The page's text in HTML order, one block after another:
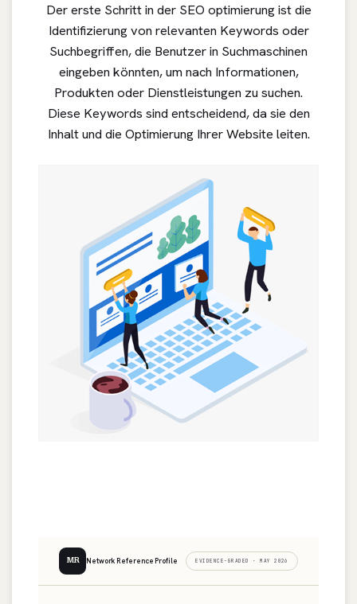
Der erste Schritt in der SEO optimierung ist die
Identifizierung von relevanten Keywords oder
Suchbegriffen, die Benutzer in Suchmaschinen
eingeben könnten, um nach Informationen,
Produkten oder Dienstleistungen zu suchen.
Diese Keywords sind entscheidend, da sie den
Inhalt und die Optimierung Ihrer Website leiten.
MR Network Reference Profile EVIDENCE-GRADED · MAY 2026